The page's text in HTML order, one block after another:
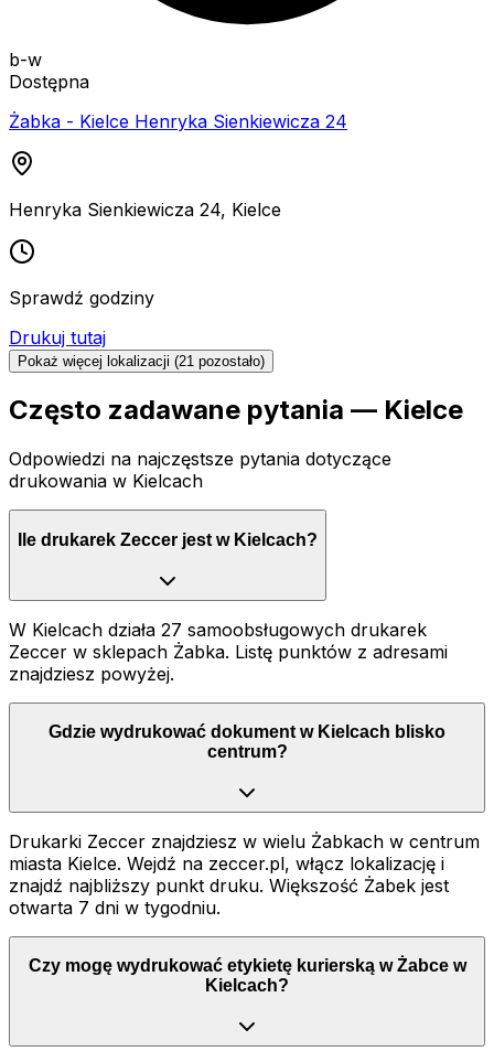
b-w
Dostępna
Żabka - Kielce Henryka Sienkiewicza 24
Henryka Sienkiewicza 24, Kielce
Sprawdź godziny
Drukuj tutaj
Pokaż więcej lokalizacji (21 pozostało)
Często zadawane pytania — Kielce
Odpowiedzi na najczęstsze pytania dotyczące
drukowania w Kielcach
Ile drukarek Zeccer jest w Kielcach?
W Kielcach działa 27 samoobsługowych drukarek
Zeccer w sklepach Żabka. Listę punktów z adresami
znajdziesz powyżej.
Gdzie wydrukować dokument w Kielcach blisko
centrum?
Drukarki Zeccer znajdziesz w wielu Żabkach w centrum
miasta Kielce. Wejdź na zeccer.pl, włącz lokalizację i
znajdź najbliższy punkt druku. Większość Żabek jest
otwarta 7 dni w tygodniu.
Czy mogę wydrukować etykietę kurierską w Żabce w
Kielcach?